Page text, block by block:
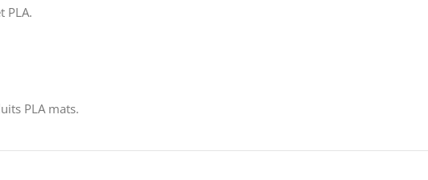
PLA.
PLA mats.